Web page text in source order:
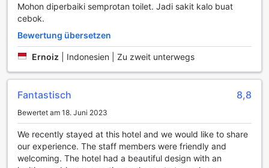
Mohon diperbaiki semprotan toilet. Jadi sakit kalo buat
cebok.
Bewertung übersetzen
Ernoiz Indonesien | Zu zweit unterwegs
Fantastisch 8,8
Bewertet am 18. Juni 2023
We recently stayed at this hotel and we would like to share
our experience. The staff members were friendly and
welcoming. The hotel had a beautiful design with an